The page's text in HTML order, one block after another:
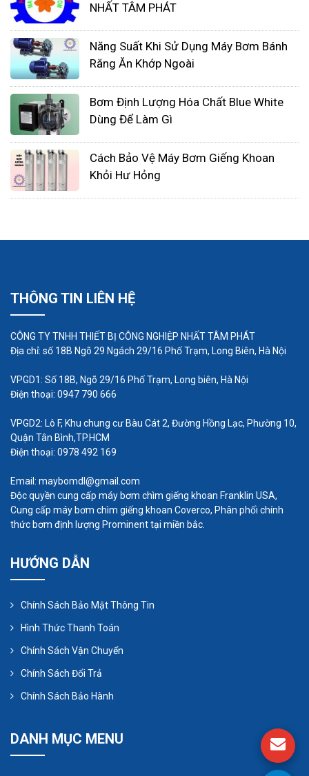
Những máy bơm hóa chất này có những ưu điểm
và nhược điểm khác nhau, nhưng chúng có một
điểm chung: chúng không có phốt trục.
Một số đặc tính vượt trội của máy bơm hóa chất
máy bơm hóa chất có công suất lớn được dùng
- Vật liệu: được thiết kế đa dạng với các loại vật
axit khác nhau. Có cả loại bơm hóa chất đầu nhựa
- Lưu lượng: lớn, chuyên sử dụng để bơm dung
môi, axit loãng, hóa chất lỏng. Có thể bơm các
Ngoài ra, máy bơm còn tiết kiệm điện năng, độ bền
cao, năng suất cao, vận hành êm ái, ít tiếng ồn và
máy bơm khi gặp sự cố.
Nên chọn loại bơm hóa chất nào?
phụ thuộc vào thành phần của vật liệu mà nó
muốn di chuyển. Máy bơm có nhiều loại vật liệu,
chẳng hạn như gang, thép không gỉ, PTFE,
polypropylen,…
Tuy nhiên, các hóa chất như sodium hypochlorite
có thể nhanh chóng tấn công các máy bơm làm
bằng kim loại. Trong trường hợp này thì các chất
NHẤT TÂM PHÁT
Năng Suất Khi Sử Dụng Máy Bơm Bánh
Răng Ăn Khớp Ngoài
Bơm Định Lượng Hóa Chất Blue White
Dùng Để Làm Gì
Cách Bảo Vệ Máy Bơm Giếng Khoan
Khỏi Hư Hỏng
THÔNG TIN LIÊN HỆ
CÔNG TY TNHH THIẾT BỊ CÔNG NGHIỆP NHẤT TÂM PHÁT
Địa chỉ: số 18B Ngõ 29 Ngách 29/16 Phố Trạm, Long Biên, Hà Nội
VPGD1: Số 18B, Ngõ 29/16 Phố Trạm, Long biên, Hà Nội
Điện thoại: 0947 790 666
VPGD2: Lô F, Khu chung cư Bàu Cát 2, Đường Hồng Lạc, Phường 10,
Quận Tân Bình,TP.HCM
Điện thoại: 0978 492 169
Email: maybomdl@gmail.com
Độc quyền cung cấp máy bơm chìm giếng khoan Franklin USA,
Cung cấp máy bơm chìm giếng khoan Coverco, Phân phối chính
thức bơm định lượng Prominent tại miền bắc.
HƯỚNG DẪN
Chính Sách Bảo Mật Thông Tin
Hình Thức Thanh Toán
Chính Sách Vận Chuyển
Chính Sách Đổi Trả
Chính Sách Bảo Hành
DANH MỤC MENU